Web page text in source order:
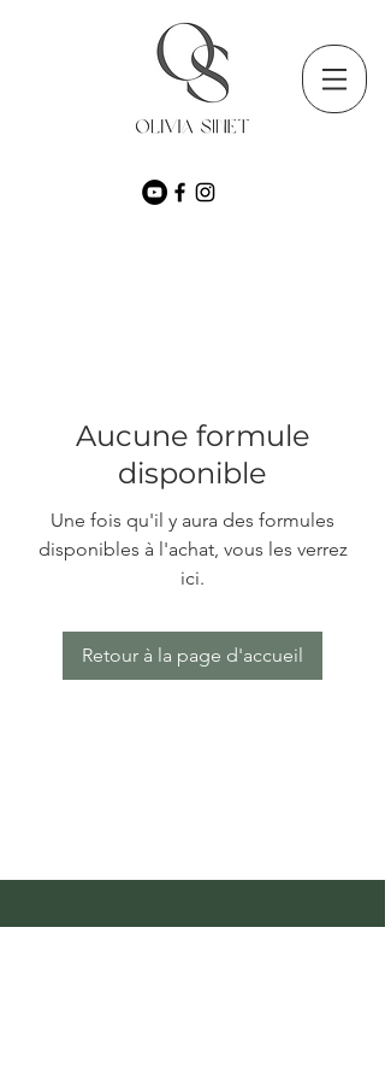
Aucune formule
disponible
Une fois qu'il y aura des formules
disponibles à l'achat, vous les verrez
ici.
Retour à la page d'accueil